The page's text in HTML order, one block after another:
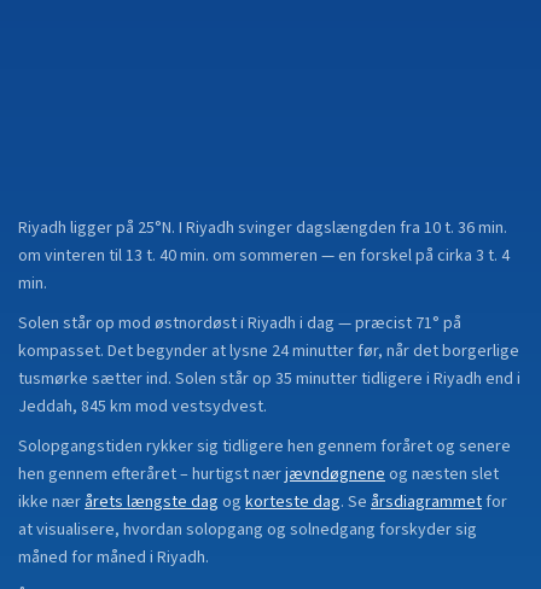
Riyadh ligger på 25°N. I Riyadh svinger dagslængden fra 10 t. 36 min.
om vinteren til 13 t. 40 min. om sommeren — en forskel på cirka 3 t. 4
min.
Solen står op mod østnordøst i Riyadh i dag — præcist 71° på
kompasset. Det begynder at lysne 24 minutter før, når det borgerlige
tusmørke sætter ind. Solen står op 35 minutter tidligere i Riyadh end i
Jeddah, 845 km mod vestsydvest.
Solopgangstiden rykker sig tidligere hen gennem foråret og senere
hen gennem efteråret– hurtigst nærjævndøgneneog næsten slet
ikke nærårets længste dag og korteste dag. Se årsdiagrammetfor
at visualisere, hvordan solopgang og solnedgang forskyder sig
måned for måned i Riyadh.